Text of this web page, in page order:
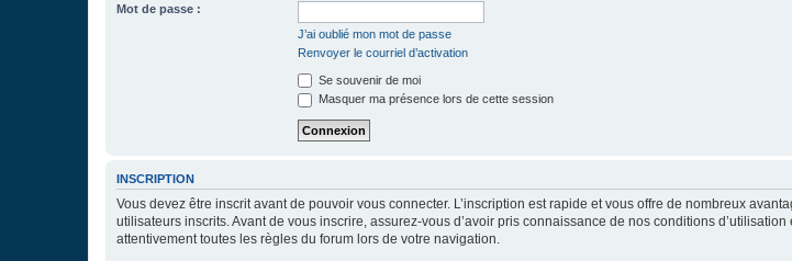
Mot de passe :
J’ai oublié mon mot de passe
Renvoyer le courriel d’activation
Se souvenir de moi
Masquer ma présence lors de cette session
INSCRIPTION
Vous devez être inscrit avant de pouvoir vous connecter. L’inscription est rapide et vous offre de nombreux
utilisateurs inscrits. Avant de vous inscrire, assurez-vous d’avoir pris connaissance de nos conditions
attentivement toutes les règles du forum lors de votre navigation.